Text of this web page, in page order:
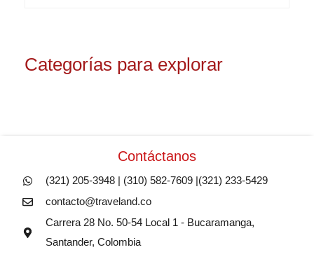
Categorías para explorar
Contáctanos
(321) 205-3948 | (310) 582-7609 |(321) 233-5429
contacto@traveland.co
Carrera 28 No. 50-54 Local 1 - Bucaramanga,
Santander, Colombia